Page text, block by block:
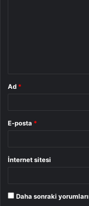
Ad *
E-posta *
İnternet sitesi
Daha sonraki